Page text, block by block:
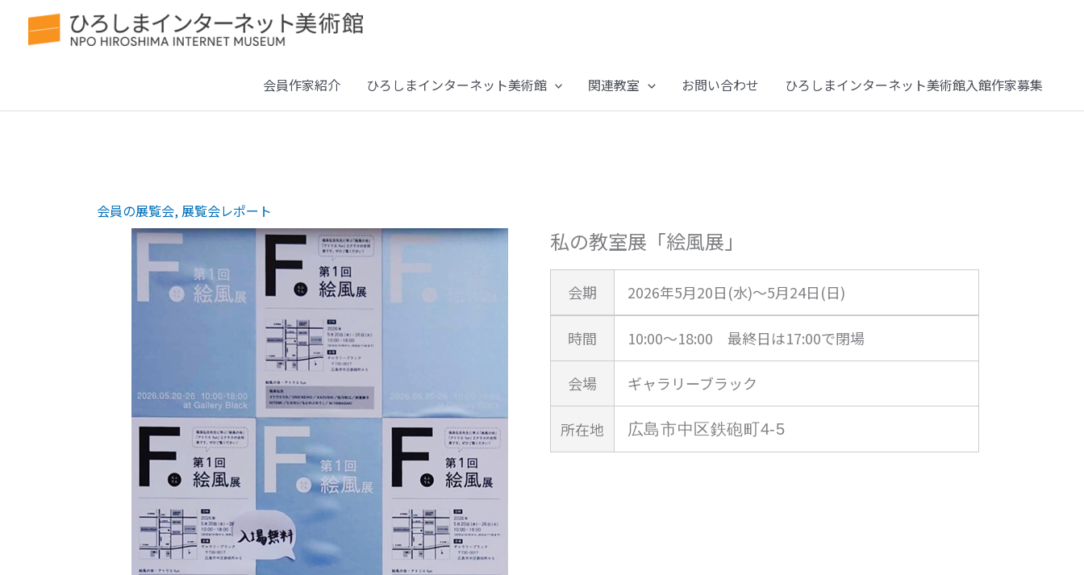
会員作家紹介 ひろしまインターネット美術館 関連教室 お問い合わせ ひろしまインターネット美術館入館作家募集
会員の展覧会, 展覧会レポート
私の教室展「絵風展」
会期 2026年5月20日(水)～5月24日(日)
時間 10:00～18:00 最終日は17:00で閉場
会場 ギャラリーブラック
所在地 広島市中区鉄砲町4-5